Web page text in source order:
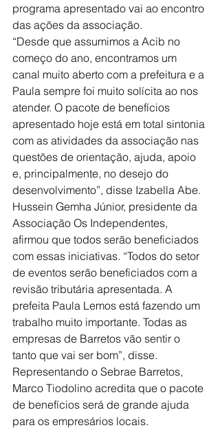
programa apresentado vai ao encontro
das ações da associação.
“Desde que assumimos a Acib no
começo do ano, encontramos um
canal muito aberto com a prefeitura e a
Paula sempre foi muito solícita ao nos
atender. O pacote de benefícios
apresentado hoje está em total sintonia
com as atividades da associação nas
questões de orientação, ajuda, apoio
e, principalmente, no desejo do
desenvolvimento”, disse Izabella Abe.
Hussein Gemha Júnior, presidente da
Associação Os Independentes,
afirmou que todos serão beneficiados
com essas iniciativas. “Todos do setor
de eventos serão beneficiados com a
revisão tributária apresentada. A
prefeita Paula Lemos está fazendo um
trabalho muito importante. Todas as
empresas de Barretos vão sentir o
tanto que vai ser bom”, disse.
Representando o Sebrae Barretos,
Marco Tiodolino acredita que o pacote
de benefícios será de grande ajuda
para os empresários locais.